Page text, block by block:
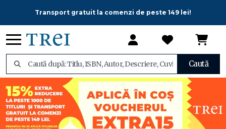
Transport gratuit la comenzi de peste 149 lei!
Caută